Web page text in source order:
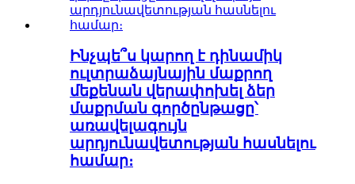
Ինչպե՞ս կարող է դինամիկ
ուլտրաձայնային մաքրող
մեքենան վերափոխել ձեր
մաքրման գործընթացը՝
առավելագույն
արդյունավետության հասնելու
համար։